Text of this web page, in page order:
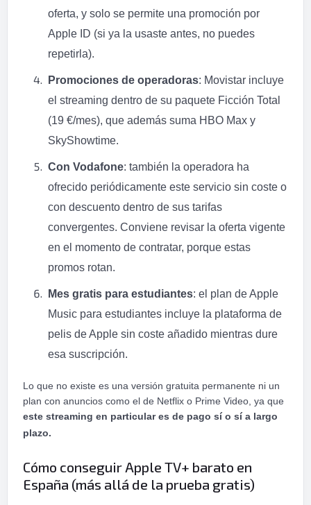
oferta, y solo se permite una promoción por
Apple ID (si ya la usaste antes, no puedes
repetirla).
Promociones de operadoras: Movistar incluye
el streaming dentro de su paquete Ficción Total
(19 €/mes), que además suma HBO Max y
SkyShowtime.
Con Vodafone: también la operadora ha
ofrecido periódicamente este servicio sin coste o
con descuento dentro de sus tarifas
convergentes. Conviene revisar la oferta vigente
en el momento de contratar, porque estas
promos rotan.
Mes gratis para estudiantes: el plan de Apple
Music para estudiantes incluye la plataforma de
pelis de Apple sin coste añadido mientras dure
esa suscripción.
Lo que no existe es una versión gratuita permanente ni un
plan con anuncios como el de Netflix o Prime Video, ya que
este streaming en particular es de pago sí o sí a largo
plazo.
Cómo conseguir Apple TV+ barato en
España (más allá de la prueba gratis)